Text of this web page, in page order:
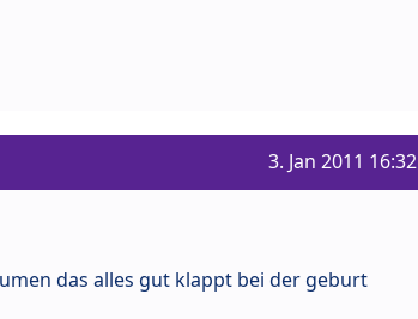
3. Jan 2011 16:32
das alles gut klappt bei der geburt